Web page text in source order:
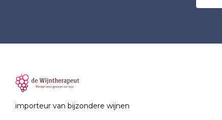
importeur van bijzondere wijnen